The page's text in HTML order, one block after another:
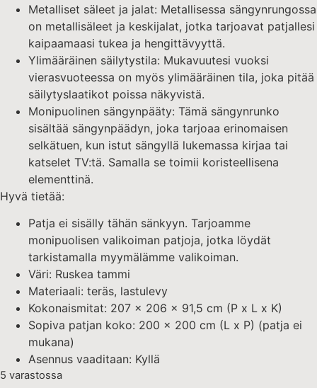
Metalliset säleet ja jalat: Metallisessa sängynrungossa
on metallisäleet ja keskijalat, jotka tarjoavat patjallesi
kaipaamaasi tukea ja hengittävyyttä.
Ylimääräinen säilytystila: Mukavuutesi vuoksi
vierasvuoteessa on myös ylimääräinen tila, joka pitää
säilytyslaatikot poissa näkyvistä.
Monipuolinen sängynpääty: Tämä sängynrunko
sisältää sängynpäädyn, joka tarjoaa erinomaisen
selkätuen, kun istut sängyllä lukemassa kirjaa tai
katselet TV:tä. Samalla se toimii koristeellisena
elementtinä.
Hyvä tietää:
Patja ei sisälly tähän sänkyyn. Tarjoamme
monipuolisen valikoiman patjoja, jotka löydät
tarkistamalla myymälämme valikoiman.
Väri: Ruskea tammi
Materiaali: teräs, lastulevy
Kokonaismitat: 207 x 206 x 91,5 cm (P x L x K)
Sopiva patjan koko: 200 x 200 cm (L x P) (patja ei
mukana)
Asennus vaaditaan: Kyllä
5 varastossa